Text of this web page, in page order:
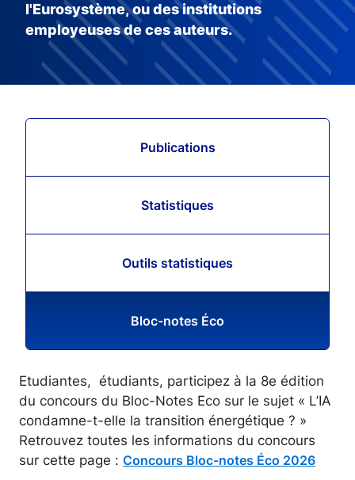
l'Eurosystème, ou des institutions
employeuses de ces auteurs.
Publications
Statistiques
Outils statistiques
Bloc-notes Éco
Etudiantes, étudiants, participez à la 8e édition
du concours du Bloc-Notes Eco sur le sujet « L’IA
condamne-t-elle la transition énergétique ? »
Retrouvez toutes les informations du concours
sur cette page : Concours Bloc-notes Éco 2026